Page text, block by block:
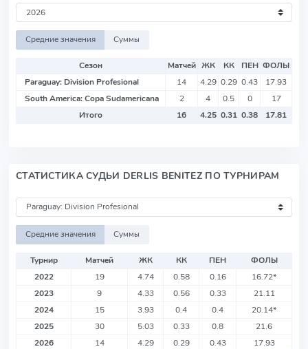
Средние значения Суммы
Сезон Матчей ЖК КК ПЕН ФОЛЫ
Paraguay: Division Profesional
14 4.29 0.29 0.43
17.93
South America: Copa Sudamericana
2 4 0.5 0
17
Итого
16 4.25 0.31 0.38 17.81
СТАТИСТИКА СУДЬИ DERLIS BENITEZ ПО ТУРНИРАМ
Средние значения Суммы
Турнир Матчей ЖК КК ПЕН
ФОЛЫ
2022
19 4.74 0.58 0.16 16.72*
2023
9 4.33 0.56 0.33
21.11
2024
15 3.93 0.4 0.4 20.14*
2025
30 5.03 0.33 0.8
21.6
2026
14 4.29 0.29 0.43
17.93